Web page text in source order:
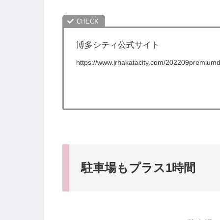
博多シティ公式サイト
https://www.jrhakatacity.com/
駐車場もプラス1時間